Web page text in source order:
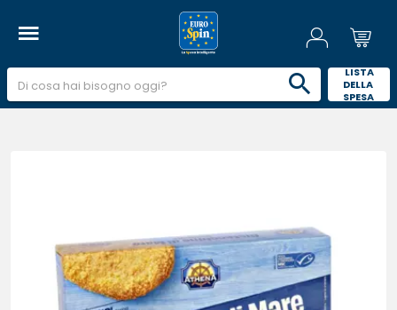
LISTA
DELLA
SPESA